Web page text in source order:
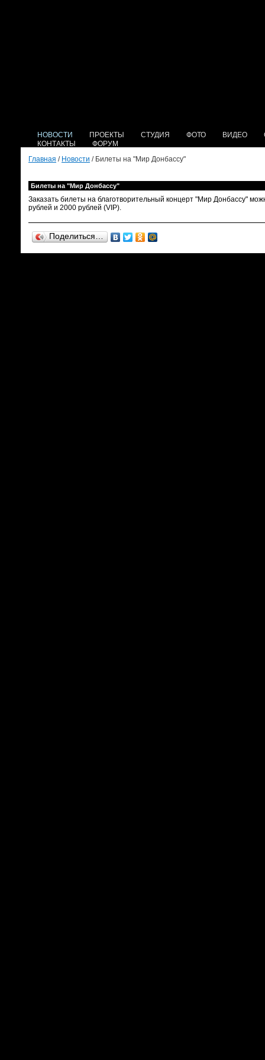
НОВОСТИ ПРОЕКТЫ СТУДИЯ ФОТО ВИДЕО
КОНТАКТЫ
ФОРУМ
Главная / Новости / Билеты на "Мир Донбассу"
Билеты на "Мир Донбассу"
Заказать билеты на благотворительный концерт "Мир Донбассу"
рублей и 2000 рублей (VIP).
Поделиться…